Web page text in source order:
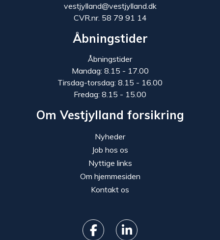
vestjylland@vestjylland.dk
CVR.nr. 58 79 91 14
Åbningstider
Åbningstider
Mandag: 8.15 - 17.00
Tirsdag-torsdag: 8.15 - 16.00
Fredag: 8.15 - 15.00
Om Vestjylland forsikring
Nyheder
Job hos os
Nyttige links
Om hjemmesiden
Kontakt os